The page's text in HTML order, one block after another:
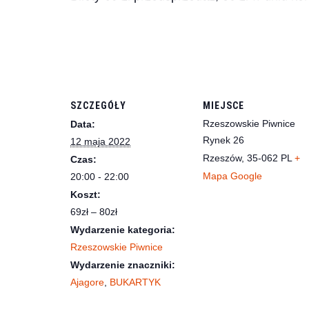
SZCZEGÓŁY
Data:
12 maja 2022
Czas:
20:00 - 22:00
Koszt:
69zł – 80zł
Wydarzenie kategoria:
Rzeszowskie Piwnice
Wydarzenie znaczniki:
Ajagore BUKARTYK
MIEJSCE
Rzeszowskie Piwnice
Rynek 26
Rzeszów, 35-062 PL +
Mapa Google